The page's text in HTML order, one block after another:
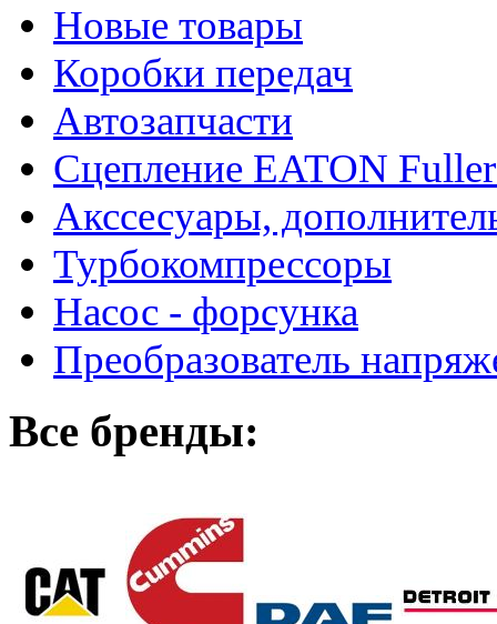
Новые товары
Коробки передач
Автозапчасти
Сцепление EATON
Акссесуары,
Турбокомпрессоры
Насос - форсунка
Преобразователь
Все бренды: